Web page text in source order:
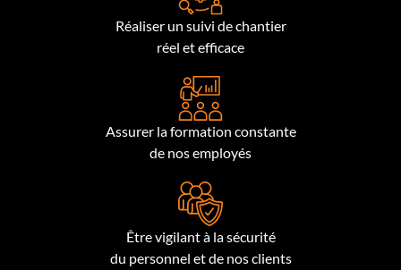
Réaliser un suivi de chantier
réel et efficace
Assurer la formation constante
de nos employés
Être vigilant à la sécurité
du personnel et de nos clients